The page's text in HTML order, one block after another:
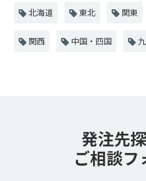
北海道 東北 関東
関西 中国・四国
発注先
ご相談フ